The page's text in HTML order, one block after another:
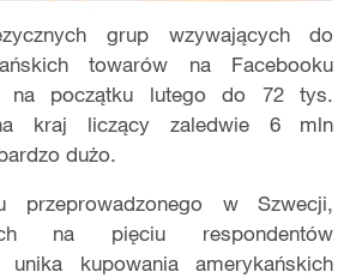
grup wzywających do
towarów na Facebooku
na początku lutego do 72 tys.
kraj liczący zaledwie 6 mln
dużo.
przeprowadzonego w Szwecji,
na pięciu respondentów
unika kupowania amerykańskich